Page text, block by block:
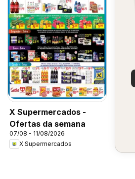
X Supermercados -
Ofertas da semana
07/08 - 11/08/2026
X Supermercados